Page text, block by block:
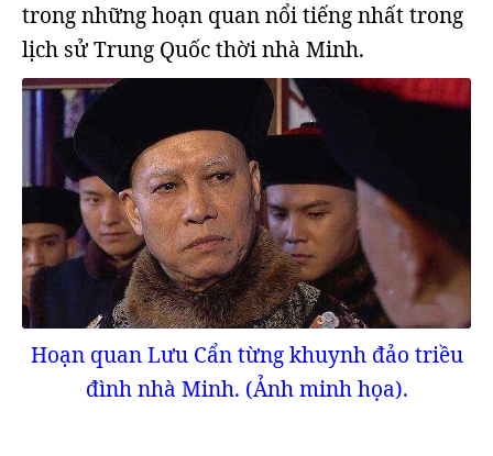
trong những hoạn quan nổi tiếng nhất trong
lịch sử Trung Quốc thời nhà Minh.
Hoạn quan Lưu Cẩn từng khuynh đảo triều
đình nhà Minh. (Ảnh minh họa).